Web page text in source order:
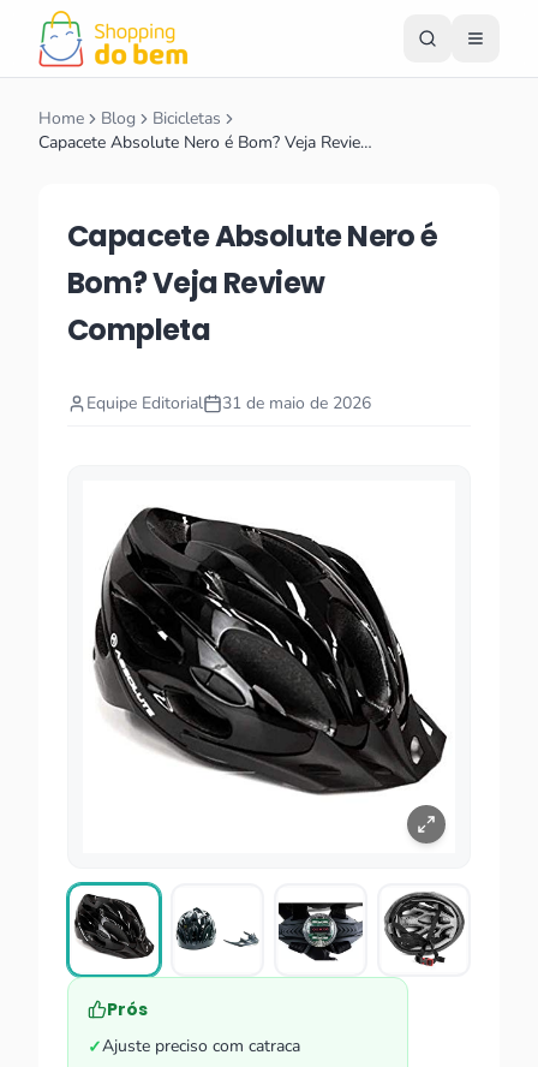
Home Blog
Bicicletas
Capacete Absolute Nero é Bom? Veja Revie…
Capacete Absolute Nero é
Bom? Veja Review
Completa
Equipe Editorial 31 de maio de 2026
Prós
✓Ajuste preciso com catraca